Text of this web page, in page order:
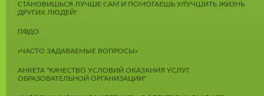
СТАНОВИШЬСЯ ЛУЧШЕ САМ И ПОМОГАЕШЬ УЛУЧШИТЬ ЖИЗНЬ
ДРУГИХ ЛЮДЕЙ!
ПФДО
«ЧАСТО ЗАДАВАЕМЫЕ ВОПРОСЫ»
АНКЕТА "КАЧЕСТВО УСЛОВИЙ ОКАЗАНИЯ УСЛУГ
ОБРАЗОВАТЕЛЬНОЙ ОРГАНИЗАЦИИ"